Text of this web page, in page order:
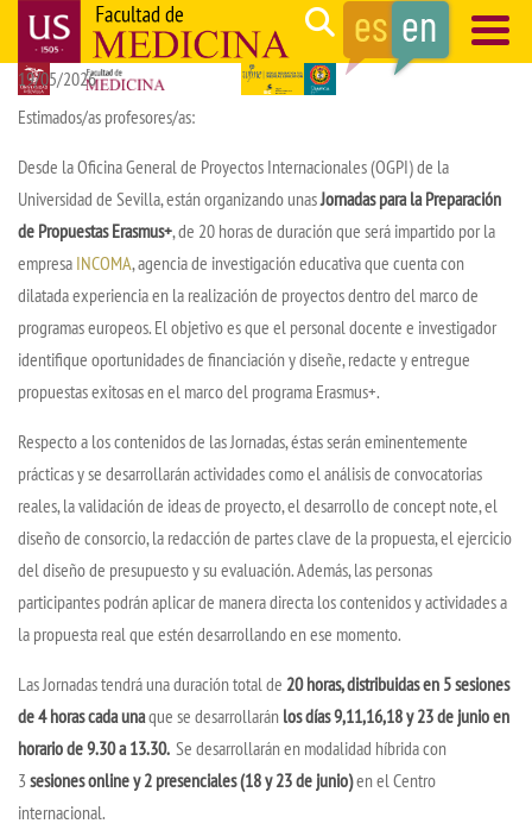
main
content
Search
Navegación
principal
19/05/2026
Estimados/as profesores/as:
Desde la Oficina General de Proyectos Internacionales (OGPI) de la
Universidad de Sevilla, están organizando unasJornadas para la Preparación
de Propuestas Erasmus+, de 20 horas de duración que será impartido por la
empresa INCOMA, agencia de investigación educativa que cuenta con
dilatada experiencia en la realización de proyectos dentro del marco de
programas europeos. El objetivo es que el personal docente e investigador
identifique oportunidades de financiación y diseñe, redacte y entregue
propuestas exitosas en el marco del programa Erasmus+.
Respecto a los contenidos de las Jornadas, éstas serán eminentemente
prácticas y se desarrollarán actividades como el análisis de convocatorias
reales, la validación de ideas de proyecto, el desarrollo de concept note, el
diseño de consorcio, la redacción de partes clave de la propuesta, el ejercicio
del diseño de presupuesto y su evaluación. Además, las personas
participantes podrán aplicar de manera directa los contenidos y actividades a
la propuesta real que estén desarrollando en ese momento.
Las Jornadas tendrá una duración total de 20 horas, distribuidas en 5 sesiones
de 4 horas cada unaque se desarrollarán los días 9,11,16,18 y 23 de junio en
horario de 9.30 a 13.30. Se desarrollarán en modalidad híbrida con
3 sesiones online y 2 presenciales (18 y 23 de junio)en el Centro
internacional.